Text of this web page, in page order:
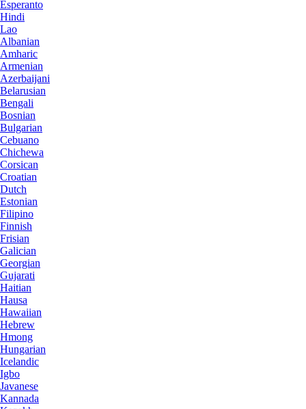
Esperanto
Hindi
Lao
Albanian
Amharic
Armenian
Azerbaijani
Belarusian
Bengali
Bosnian
Bulgarian
Cebuano
Chichewa
Corsican
Croatian
Dutch
Estonian
Filipino
Finnish
Frisian
Galician
Georgian
Gujarati
Haitian
Hausa
Hawaiian
Hebrew
Hmong
Hungarian
Icelandic
Igbo
Javanese
Kannada